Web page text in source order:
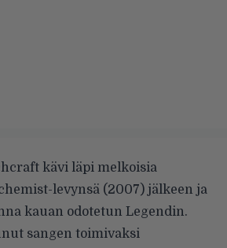
kävi läpi melkoisia
levynsä (2007) jälkeen ja
kauan odotetun Legendin.
sangen toimivaksi